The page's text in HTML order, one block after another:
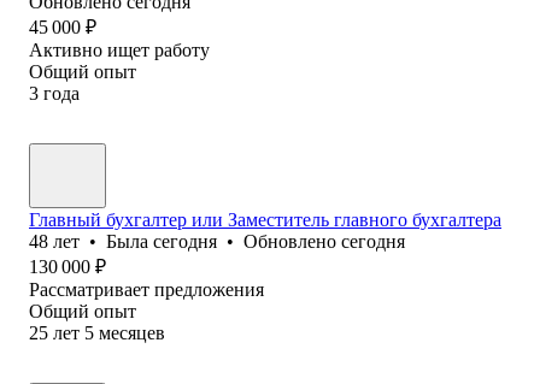
45 000 ₽
Активно ищет работу
Общий опыт
3 года
Главный бухгалтер или Заместитель главного бухгалтера
48 лет • Была сегодня • Обновлено сегодня
130 000 ₽
Рассматривает предложения
Общий опыт
25 лет 5 месяцев